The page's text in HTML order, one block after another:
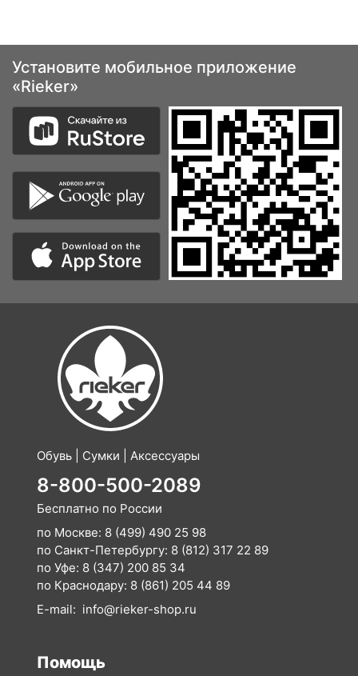
Установите мобильное приложение
«Rieker»
Обувь | Сумки | Аксессуары
8-800-500-2089
Бесплатно по России
по Москве: 8 (499) 490 25 98
по Санкт-Петербургу: 8 (812) 317 22 89
по Уфе: 8 (347) 200 85 34
по Краснодару: 8 (861) 205 44 89
E-mail: info@rieker-shop.ru
Помощь